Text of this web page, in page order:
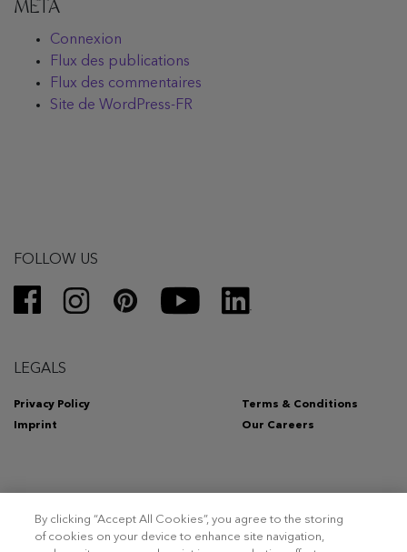
META
Connexion
Flux des publications
Flux des commentaires
Site de WordPress-FR
FOLLOW US
LEGALS
Privacy Policy
Terms & Conditions
Imprint
Our Careers
Copyright 2026 – Triumph Intertrade AG. Tous droits réservés.
By clicking “Accept All Cookies”, you agree to the storing
of cookies on your device to enhance site navigation,